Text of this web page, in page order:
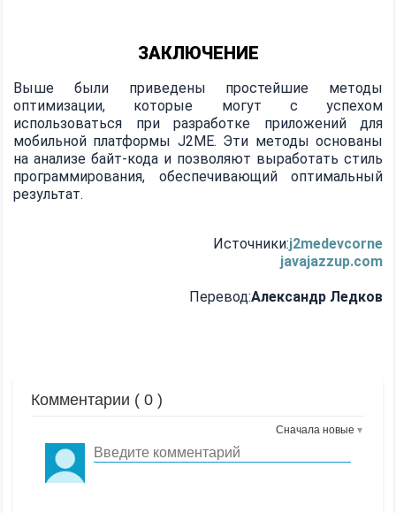
ЗАКЛЮЧЕНИЕ
Выше были приведены простейшие методы
оптимизации, которые могут с успехом
использоваться при разработке приложений для
мобильной платформы J2ME. Эти методы основаны
на анализе байт-кода и позволяют выработать стиль
программирования, обеспечивающий оптимальный
результат.
Источники:j2medevcorne
javajazzup.com
Перевод:Александр Ледков
Комментарии ( 0 )
Сначала новые